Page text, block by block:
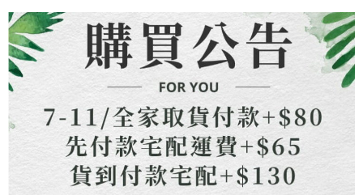
2.基於同意付款使用「大哥付你分期」之契約關係目的，商店將以您的個人
資料（包含姓名、電話或地址）提供予台灣大哥大進項蒐集、處理及利用，
由本公司與您本人進行分期帳單所需資料之確認、核對及更正。
3.完整用戶服務條款，請詳閱以下連結：
https://oppay.tw/userRule
後付繳納相關費用。
※ 交易是否成功請以「AFTEE先享後付 」之結帳頁面顯示為準，若有關於
是否繳費成功／繳費後需取消欲退款等相關疑問，請聯繫「AFTEE先享後付
客戶支援中心」https://netprotections.freshdesk.com/support/home
易，需依本服務之必要範圍內提供個人資料，並將交易相關給付款項請求債
權轉讓予恩沛科技股份有限公司。
２．關於個人資料處理事宜，請瀏覽以下網址：
https://aftee.tw/terms/#terms3
３．未成年的使用者請事先徵得法定代理人或監護人之同意方可使用
「AFTEE先享後付」，若未經同意申辦者引起之損失，本公司不負相關責
每筆NT$65，滿NT$1,500(含以上)免運費
貨到付款
每筆NT$130，滿NT$1,500(含以上)免運費
海外配送 查看運費